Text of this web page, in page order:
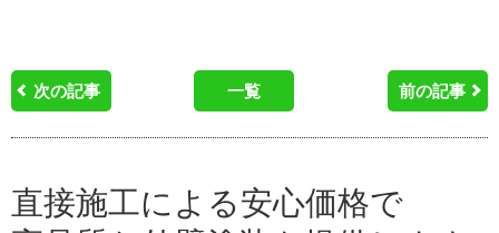
次の記事 一覧 前の記事
直接施工による安心価格で